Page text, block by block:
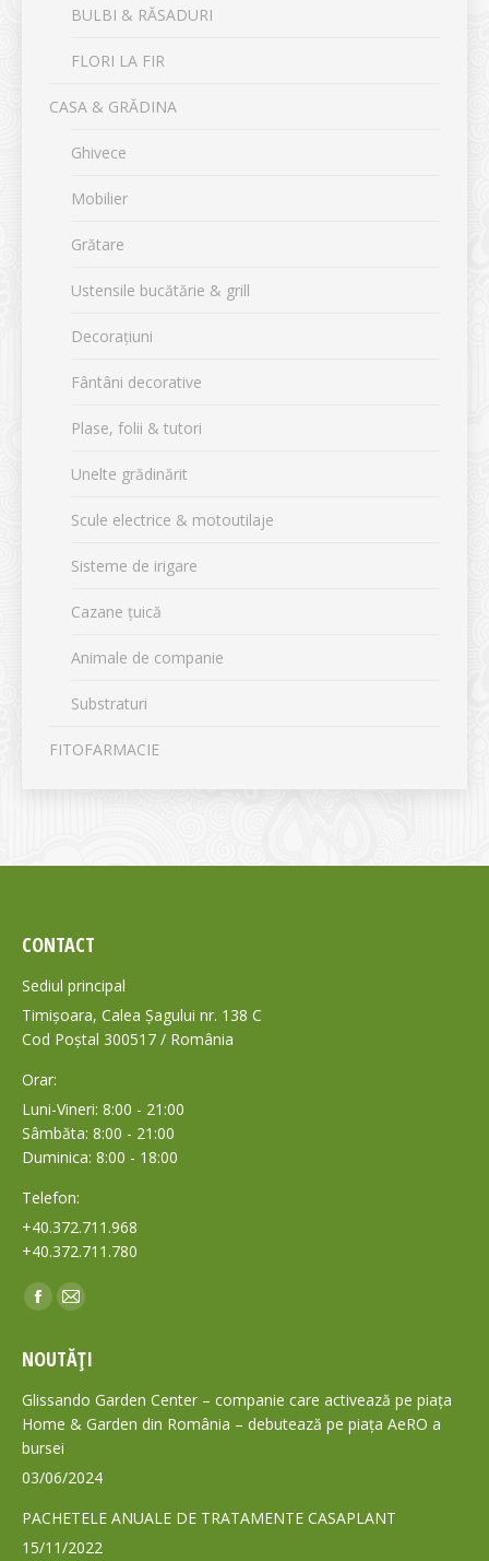
BULBI & RĂSADURI
FLORI LA FIR
CASA & GRĂDINA
Ghivece
Mobilier
Grătare
Ustensile bucătărie & grill
Decorațiuni
Fântâni decorative
Plase, folii & tutori
Unelte grădinărit
Scule electrice & motoutilaje
Sisteme de irigare
Cazane țuică
Animale de companie
Substraturi
FITOFARMACIE
CONTACT
Sediul principal
Timișoara, Calea Șagului nr. 138 C
Cod Poștal 300517 / România
Orar:
Luni-Vineri: 8:00 - 21:00
Sâmbăta: 8:00 - 21:00
Duminica: 8:00 - 18:00
Telefon:
+40.372.711.968
+40.372.711.780
Find us on:
Facebook
opens
in
new
window
Mail
opens
in
new
NOUTĂȚI
Glissando Garden Center – companie care activează pe piața
Home & Garden din România – debutează pe piața AeRO a
bursei
03/06/2024
PACHETELE ANUALE DE TRATAMENTE CASAPLANT
15/11/2022